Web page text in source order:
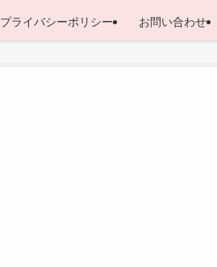
プライバシーポリシー お問い合わせ